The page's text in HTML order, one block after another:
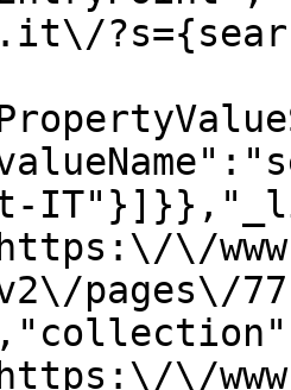
\/
pages\/
\/